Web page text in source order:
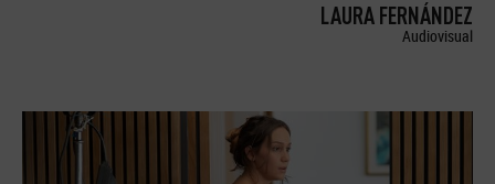
LAURA FERNÁNDEZ
Audiovisual